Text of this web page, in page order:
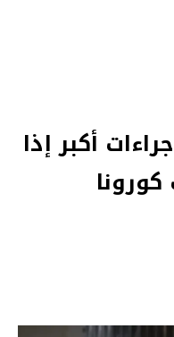
أكبر إذا